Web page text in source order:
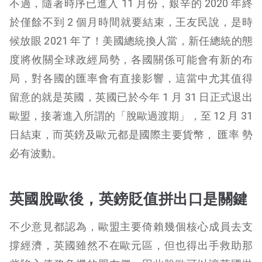
不過，隨著時序已進入 11 月份，艱辛的 2020 年終
於僅餘不到 2 個月時間就要結束，王友民說，是時
候放眼 2021 年了！美國總統換人當，新任總統的態
度將攸關全球政經局勢，各國關係可能會有新的布
局，對各國的匯率會有直接影響，這當中尤其值得
留意的就是英國，英國已於今年 1 月 31 日正式退出
歐盟，接著進入所謂的「脫歐過渡期」，至 12 月 31
日結束，而英鎊及歐元都是國際主要貨幣， 匯率 勢
必有波動。
英國脫歐後，英鎊貶值拼出口是關鍵
不少意見都認為，歐盟主要倚賴幾個核心成員去支
撐經濟，英國雖然不在歐元區，但也得出手救助那